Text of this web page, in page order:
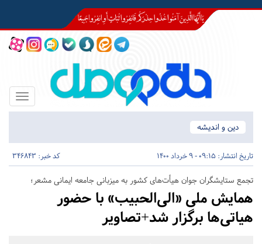
Toggle
دین و اندیشه
تاریخ انتشار: 09:15 - 9 خرداد 1400 کد خبر: 346843
تجمع ستایشگران جوان هیأت‌های کشور به میزبانی جامعه ایمانی مشعر؛
همایش ملی «الی‌الحبیب» با حضور
هیاتی‌ها برگزار شد+تصاویر